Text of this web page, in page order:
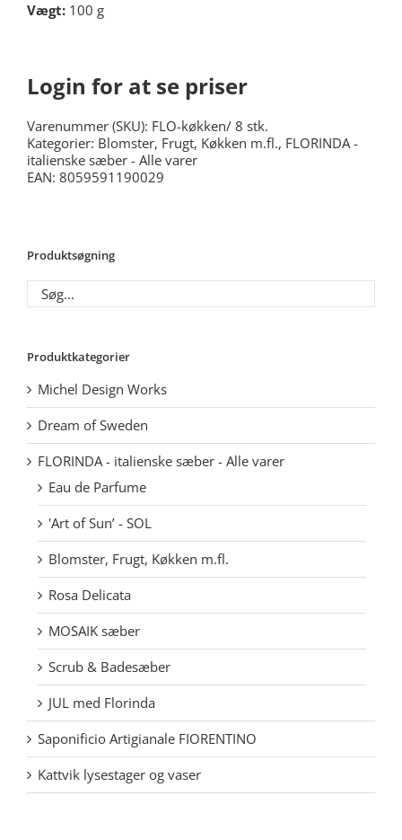
Vægt: 100 g
Login for at se priser
Varenummer (SKU): FLO-køkken/ 8 stk.
Kategorier: Blomster, Frugt, Køkken m.fl., FLORINDA -
italienske sæber - Alle varer
EAN: 8059591190029
Produktsøgning
Produktkategorier
Michel Design Works
Dream of Sweden
FLORINDA - italienske sæber - Alle varer
Eau de Parfume
'Art of Sun’ - SOL
Blomster, Frugt, Køkken m.fl.
Rosa Delicata
MOSAIK sæber
Scrub & Badesæber
JUL med Florinda
Saponificio Artigianale FIORENTINO
Kattvik lysestager og vaser